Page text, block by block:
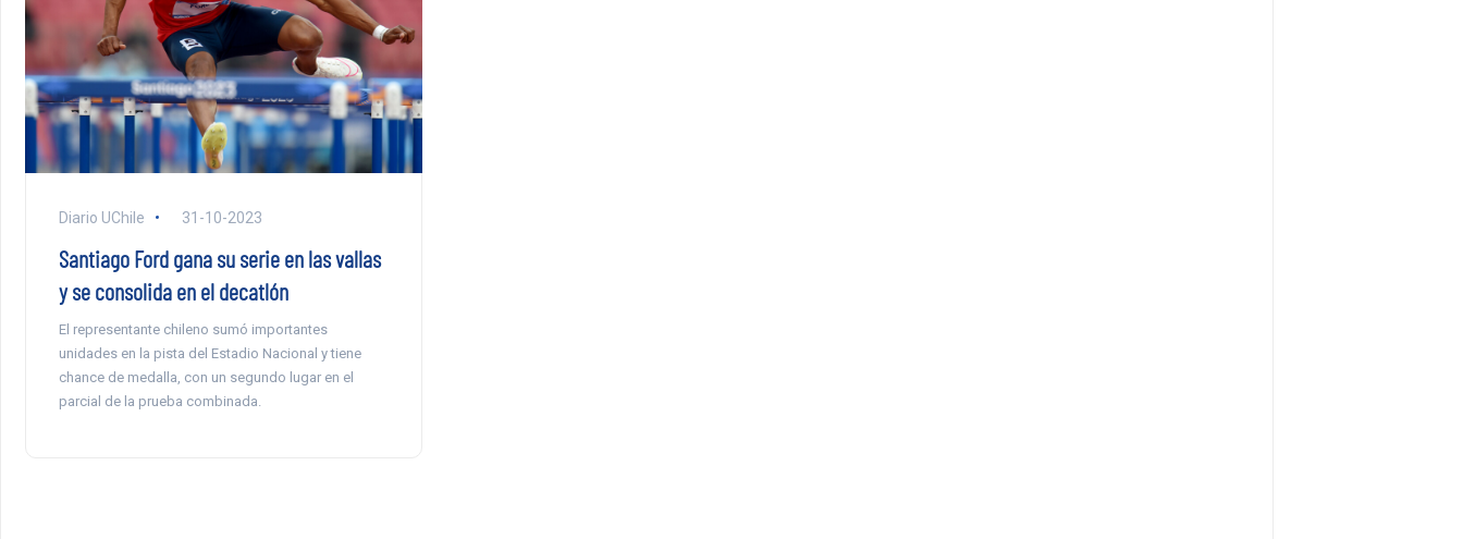
Diario UChile 31-10-2023
Santiago Ford gana su serie en las vallas
y se consolida en el decatlón
El representante chileno sumó importantes
unidades en la pista del Estadio Nacional y tiene
chance de medalla, con un segundo lugar en el
parcial de la prueba combinada.